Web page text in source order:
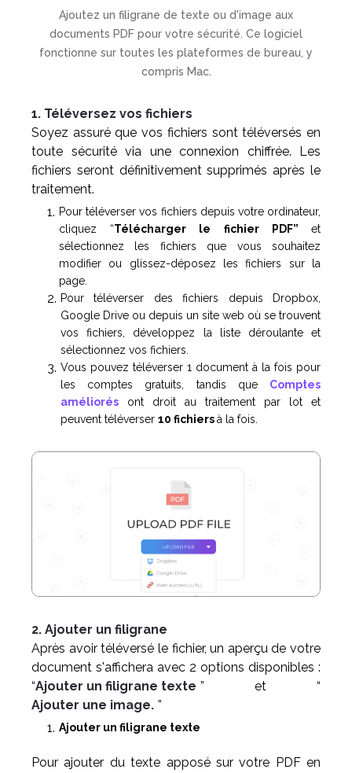
Ajoutez un filigrane de texte ou d'image aux
documents PDF pour votre sécurité. Ce logiciel
fonctionne sur toutes les plateformes de bureau, y
compris Mac.
1. Téléversez vos fichiers
Soyez assuré que vos fichiers sont téléversés en
toute sécurité via une connexion chiffrée. Les
fichiers seront définitivement supprimés après le
traitement.
Pour téléverser vos fichiers depuis votre ordinateur,
cliquez “Télécharger le fichier PDF”et
sélectionnez les fichiers que vous souhaitez
modifier ou glissez-déposez les fichiers sur la
page.
Pour téléverser des fichiers depuis Dropbox,
Google Drive ou depuis un site web où se trouvent
vos fichiers, développez la liste déroulante et
sélectionnez vos fichiers.
Vous pouvez téléverser 1 document à la fois pour
les comptes gratuits, tandis que Comptes
améliorés ont droit au traitement par lot et
peuvent téléverser 10 fichiersà la fois.
2. Ajouter un filigrane
Après avoir téléversé le fichier, un aperçu de votre
document s'affichera avec 2 options disponibles :
“Ajouter un filigrane texte ” et “
Ajouter une image. ”
Ajouter un filigrane texte
Pour ajouter du texte apposé sur votre PDF en